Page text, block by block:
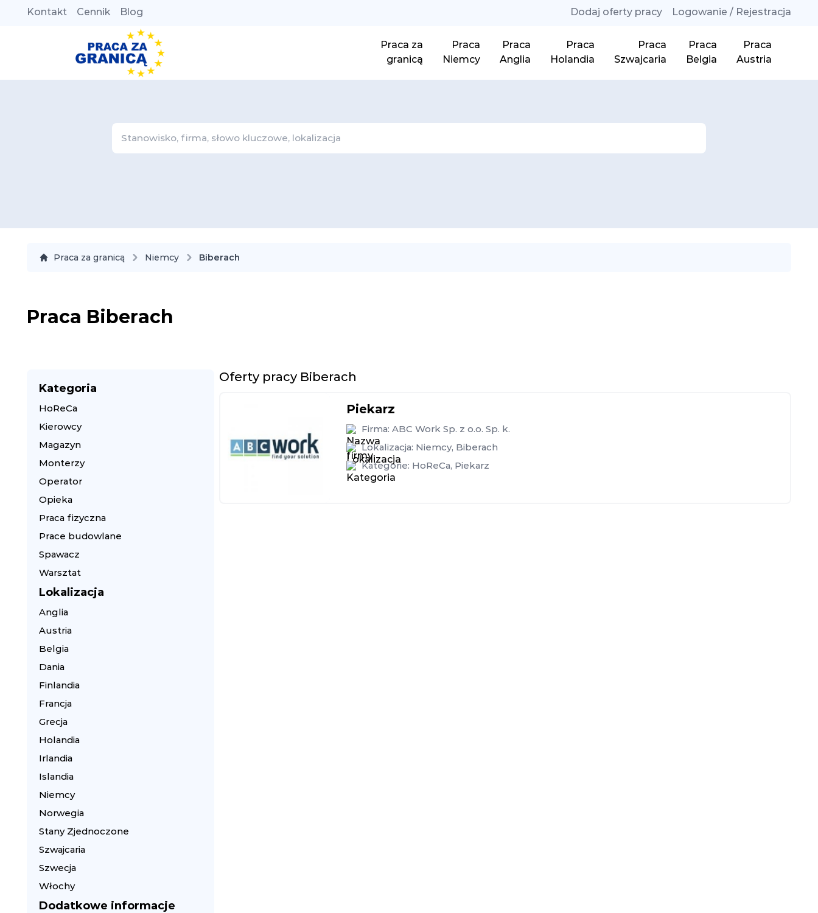
Kontakt Cennik Blog Dodaj oferty pracy Logowanie / Rejestracja
Praca za
granicą
Praca
Niemcy
Praca
Anglia
Praca
Holandia
Praca
Szwajcaria
Praca
Belgia
Praca
Austria
Praca za granicą Niemcy Biberach
Praca Biberach
Kategoria
HoReCa
Kierowcy
Magazyn
Monterzy
Operator
Opieka
Praca fizyczna
Prace budowlane
Spawacz
Warsztat
Lokalizacja
Anglia
Austria
Belgia
Dania
Finlandia
Francja
Grecja
Holandia
Irlandia
Islandia
Niemcy
Norwegia
Stany Zjednoczone
Szwajcaria
Szwecja
Włochy
Dodatkowe informacje
Oferty pracy Biberach
Piekarz
Firma: ABC Work Sp. z o.o. Sp. k.
Lokalizacja: Niemcy, Biberach
Kategorie: HoReCa, Piekarz